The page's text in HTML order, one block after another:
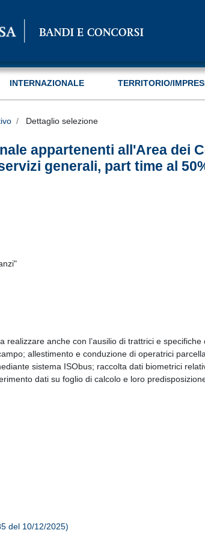
INTERNAZIONALE TERRITORIO/
Dettaglio selezione
appartenenti all'Area dei
generali, part time al
anche con l’ausilio di trattrici e
allestimento e conduzione di operatrici
sistema ISObus; raccolta dati biometrici
dati su foglio di calcolo e loro
del 10/12/2025)